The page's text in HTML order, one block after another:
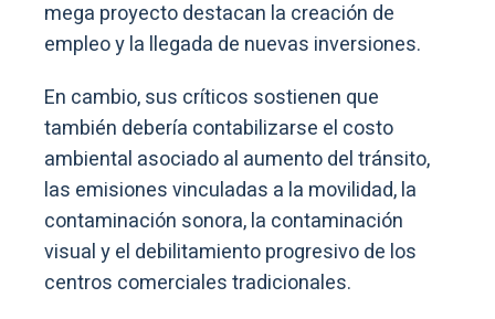
mega proyecto destacan la creación de
empleo y la llegada de nuevas inversiones.
En cambio, sus críticos sostienen que
también debería contabilizarse el costo
ambiental asociado al aumento del tránsito,
las emisiones vinculadas a la movilidad, la
contaminación sonora, la contaminación
visual y el debilitamiento progresivo de los
centros comerciales tradicionales.